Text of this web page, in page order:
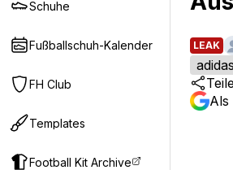
Schuhe
Fußballschuh-Kalender
FH Club
Templates
Football Kit Archive
LEAK
adidas
Als